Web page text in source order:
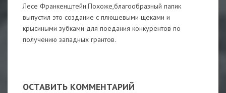
Лесе Франкенштейн.Похоже,благообразный папик
выпустил это создание с плюшевыми щеками и
крысиными зубками для поедания конкурентов по
получению западных грантов.
ОСТАВИТЬ КОММЕНТАРИЙ